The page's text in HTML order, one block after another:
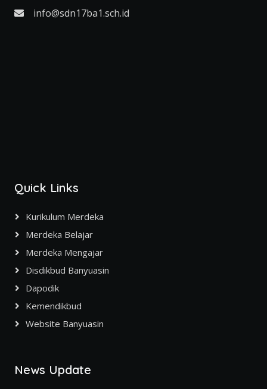
info@sdn17ba1.sch.id
Quick Links
Kurikulum Merdeka
Merdeka Belajar
Merdeka Mengajar
Disdikbud Banyuasin
Dapodik
Kemendikbud
Website Banyuasin
News Update